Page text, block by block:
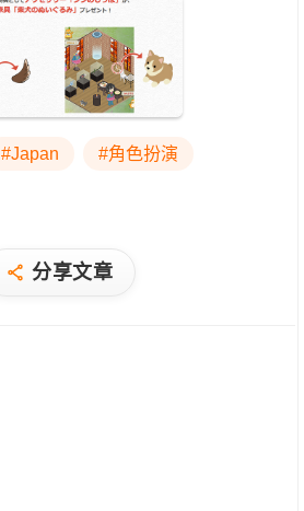
#Japan #角色扮演
分享文章